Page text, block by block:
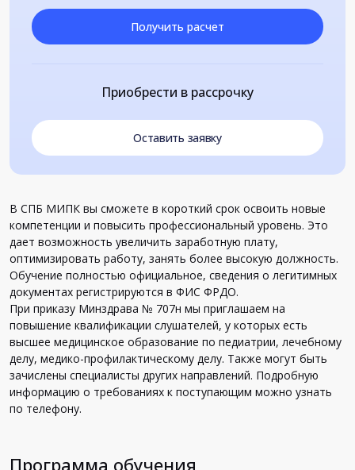
Получить расчет
Приобрести в рассрочку
Оставить заявку
В СПБ МИПК вы сможете в короткий срок освоить новые
компетенции и повысить профессиональный уровень. Это
дает возможность увеличить заработную плату,
оптимизировать работу, занять более высокую должность.
Обучение полностью официальное, сведения о легитимных
документах регистрируются в ФИС ФРДО.
При приказу Минздрава № 707н мы приглашаем на
повышение квалификации слушателей, у которых есть
высшее медицинское образование по педиатрии, лечебному
делу, медико-профилактическому делу. Также могут быть
зачислены специалисты других направлений. Подробную
информацию о требованиях к поступающим можно узнать
по телефону.
Программа обучения